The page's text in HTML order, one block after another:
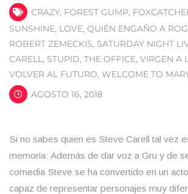
CRAZY, FOREST GUMP,
SUNSHINE, LOVE, QUIÉN ENGAÑO A
ROBERT ZEMECKIS, SATURDAY NIGHT
CARELL, STUPID, THE OFFICE, VIRGEN A
VOLVER AL FUTURO, WELCOME TO
AGOSTO 16, 2018
Si no sabes quien es Steve Carell tal vez
memoria: Además de dar voz a Gru y de
comedia Steve se ha convertido en un
capaz de representar personajes muy